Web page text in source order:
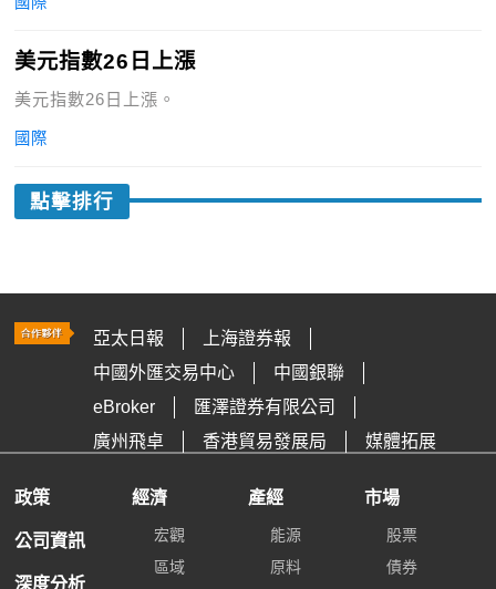
美元指數26日上漲
美元指數26日上漲。
國際
點擊排行
亞太日報
上海證券報
中國外匯交易中心
中國銀聯
eBroker
匯澤證券有限公司
廣州飛卓
香港貿易發展局 媒體拓展
政策
公司資訊
深度分析
經濟
宏觀
區域
產經
能源
原料
市場
股票
債券